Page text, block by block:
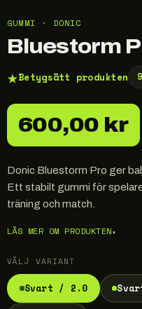
GUMMI · DONIC
Bluestorm
★Betygsätt produkten
600,00 kr
Donic Bluestorm Pro ger
Ett stabilt gummi för
träning och match.
LÄS MER OM PRODUKTEN▾
VÄLJ VARIANT
Svart / 2.0